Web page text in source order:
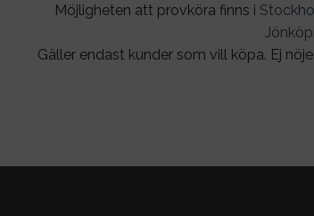
Möjligheten att provköra finns i
Gäller endast kunder som vill köpa. Ej